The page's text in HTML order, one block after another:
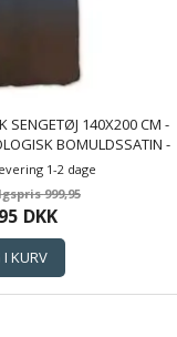
SENGETØJ 140X200 CM -
BOMULDSSATIN -
SENGELINNED
1-2 dage
999,95
DKK